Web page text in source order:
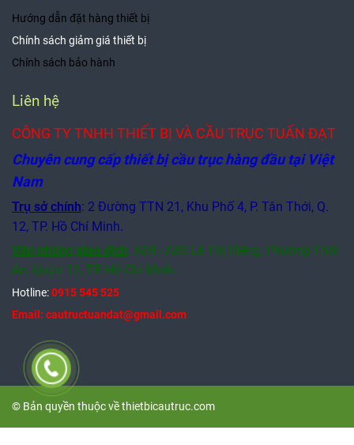
Hướng dẫn đặt hàng thiết bị
Chính sách giảm giá thiết bị
Chính sách bảo hành
Liên hệ
CÔNG TY TNHH THIẾT BỊ VÀ CẦU TRỤC TUẤN ĐẠT
Chuyên cung cấp thiết bị cầu trục hàng đầu tại Việt
Nam
Trụ sở chính: 2 Đường TTN 21, Khu Phố 4, P. Tân Thới, Q.
12, TP. Hồ Chí Minh.
Văn phòng giao dịch: A34 - A35 Lê Thị Riêng, Phường Thới
An, Quận 12, TP. Hồ Chí Minh.
Hotline:0915 545 525
Email: cautructuandat@gmail.com
© Bản quyền thuộc về thietbicautruc.com